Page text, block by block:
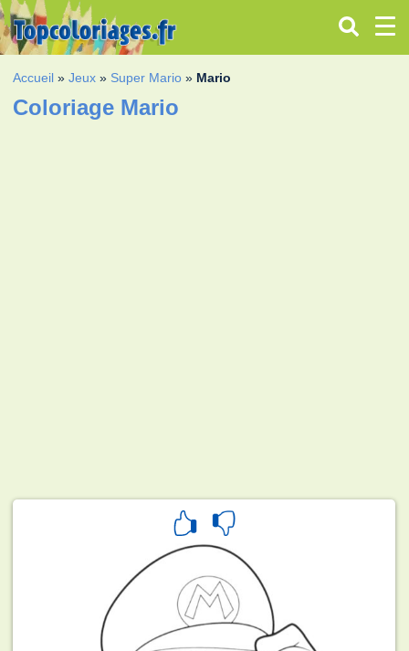
Accueil »Jeux » Super Mario » Mario
Coloriage Mario